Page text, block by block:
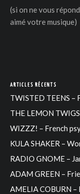
(si on ne vous répond
aimé votre musique)
ARTICLES RÉCENTS
TWISTED TEENS –
THE LEMON
WIZZZ! – French
KULA SHAKER –
RADIO GNOME –
ADAM GREEN –
AMELIA COBURN